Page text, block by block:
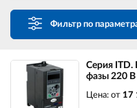
Фильтр по
Серия ITD.
фазы 220 В
Цена: от 17